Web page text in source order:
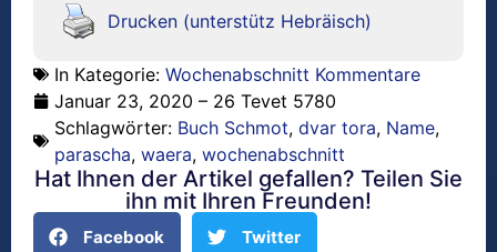
Drucken (unterstütz Hebräisch)
In Kategorie: Wochenabschnitt Kommentare
Januar 23, 2020 – 26 Tevet 5780
Schlagwörter: Buch Schmot, dvar tora, Name,
parascha, waera, wochenabschnitt
Hat Ihnen der Artikel gefallen? Teilen Sie
ihn mit Ihren Freunden!
Facebook Twitter